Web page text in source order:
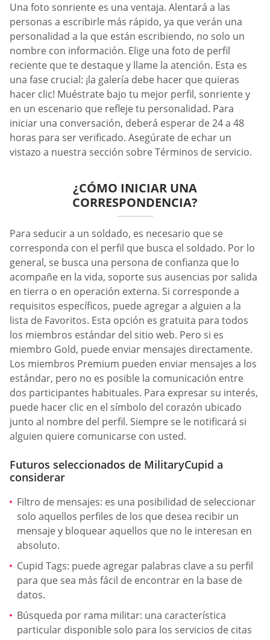
Una foto sonriente es una ventaja. Alentará a las
personas a escribirle más rápido, ya que verán una
personalidad a la que están escribiendo, no solo un
nombre con información. Elige una foto de perfil
reciente que te destaque y llame la atención. Esta es
una fase crucial: ¡la galería debe hacer que quieras
hacer clic! Muéstrate bajo tu mejor perfil, sonriente y
en un escenario que refleje tu personalidad. Para
iniciar una conversación, deberá esperar de 24 a 48
horas para ser verificado. Asegúrate de echar un
vistazo a nuestra sección sobre Términos de servicio.
¿CÓMO INICIAR UNA
CORRESPONDENCIA?
Para seducir a un soldado, es necesario que se
corresponda con el perfil que busca el soldado. Por lo
general, se busca una persona de confianza que lo
acompañe en la vida, soporte sus ausencias por salida
en tierra o en operación externa. Si corresponde a
requisitos específicos, puede agregar a alguien a la
lista de Favoritos. Esta opción es gratuita para todos
los miembros estándar del sitio web. Pero si es
miembro Gold, puede enviar mensajes directamente.
Los miembros Premium pueden enviar mensajes a los
estándar, pero no es posible la comunicación entre
dos participantes habituales. Para expresar su interés,
puede hacer clic en el símbolo del corazón ubicado
junto al nombre del perfil. Siempre se le notificará si
alguien quiere comunicarse con usted.
Futuros seleccionados de MilitaryCupid a
considerar
Filtro de mensajes: es una posibilidad de seleccionar
solo aquellos perfiles de los que desea recibir un
mensaje y bloquear aquellos que no le interesan en
absoluto.
Cupid Tags: puede agregar palabras clave a su perfil
para que sea más fácil de encontrar en la base de
datos.
Búsqueda por rama militar: una característica
particular disponible solo para los servicios de citas